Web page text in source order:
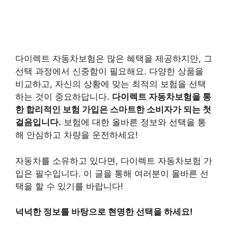
다이렉트 자동차보험은 많은 혜택을 제공하지만, 그
선택 과정에서 신중함이 필요해요. 다양한 상품을
비교하고, 자신의 상황에 맞는 최적의 보험을 선택
하는 것이 중요하답니다. 다이렉트 자동차보험을 통
한 합리적인 보험 가입은 스마트한 소비자가 되는 첫
걸음입니다. 보험에 대한 올바른 정보와 선택을 통
해 안심하고 차량을 운전하세요!
자동차를 소유하고 있다면, 다이렉트 자동차보험 가
입은 필수입니다. 이 글을 통해 여러분이 올바른 선
택을 할 수 있기를 바랍니다!
넉넉한 정보를 바탕으로 현명한 선택을 하세요!